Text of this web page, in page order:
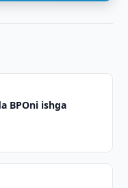
BPOni ishga